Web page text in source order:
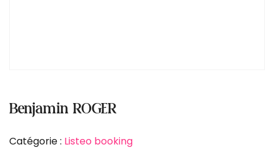
Benjamin ROGER
Catégorie : Listeo booking